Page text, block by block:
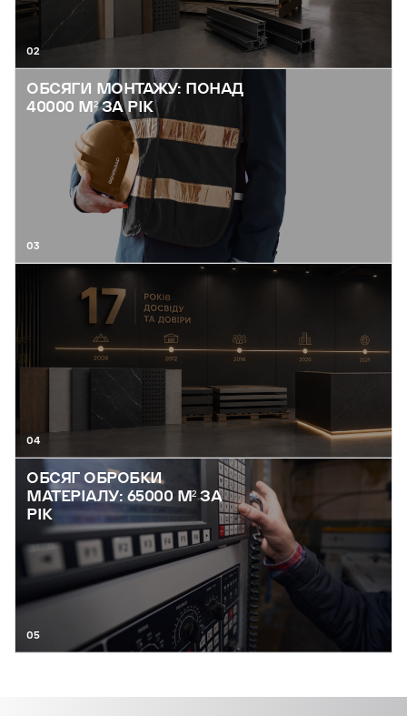
02
ОБСЯГИ МОНТАЖУ: ПОНАД
40000 М² ЗА РІК
03
04
ОБСЯГ ОБРОБКИ
МАТЕРІАЛУ: 65000 М² ЗА
РІК
05